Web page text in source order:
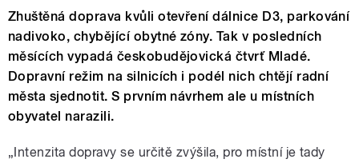
Zhuštěná doprava kvůli otevření dálnice D3, parkování
nadivoko, chybějící obytné zóny. Tak v posledních
měsících vypadá českobudějovická čtvrť Mladé.
Dopravní režim na silnicích i podél nich chtějí radní
města sjednotit. S prvním návrhem ale u místních
obyvatel narazili.
„Intenzita dopravy se určitě zvýšila, pro místní je tady